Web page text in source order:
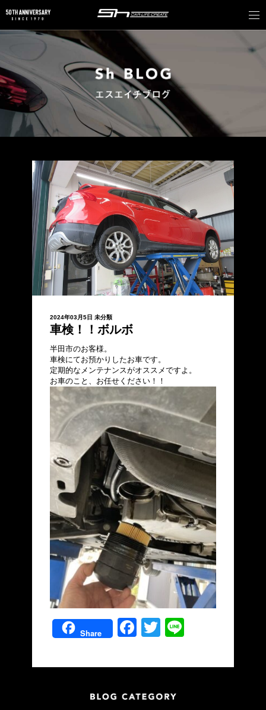
2024年03月5日 未分類
車検！！ボルボ
半田市のお客様。
車検にてお預かりしたお車です。
定期的なメンテナンスがオススメですよ。
お車のこと、お任せください！！
Share
FacebookTwitter